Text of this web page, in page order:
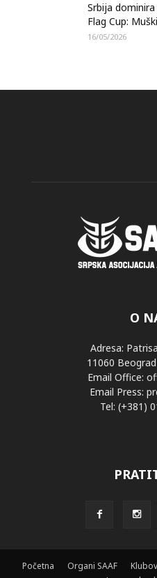
Srbija
Flag Cup:
16/05/2026
O
Adresa:
11060
Email Office:
Email Press:
Tel: (+381)
Početna Organi SAAF